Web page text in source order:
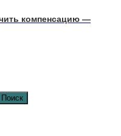
компенсацию —
Поиск